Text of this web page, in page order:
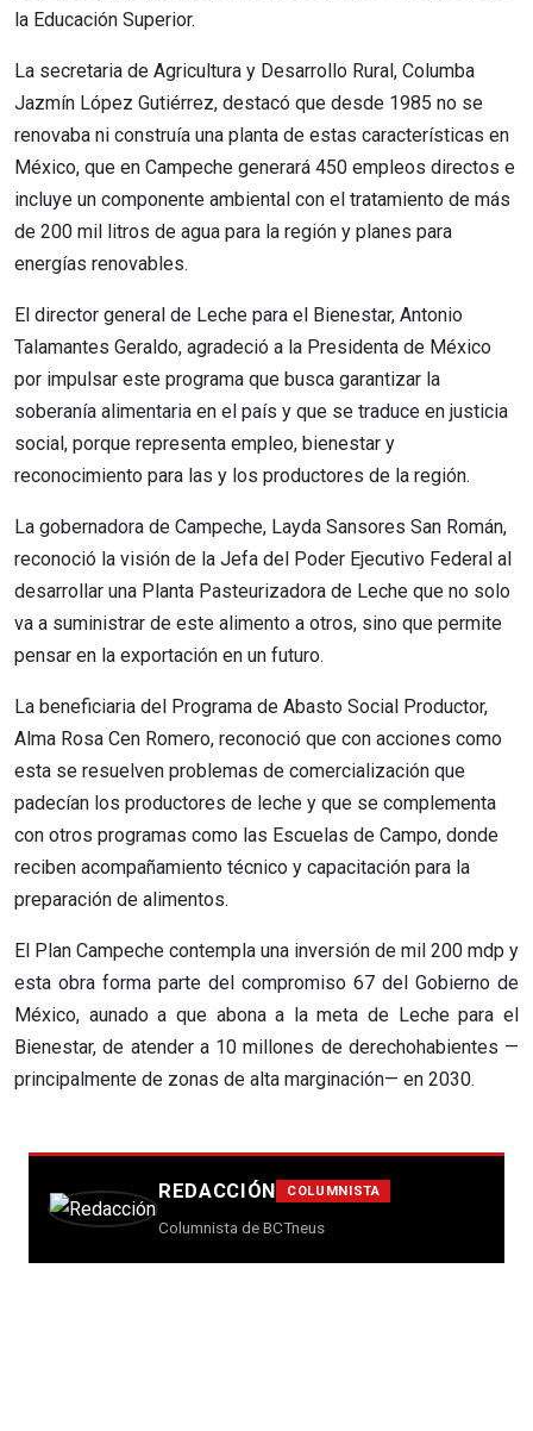
la Educación Superior.
La secretaria de Agricultura y Desarrollo Rural, Columba
Jazmín López Gutiérrez, destacó que desde 1985 no se
renovaba ni construía una planta de estas características en
México, que en Campeche generará 450 empleos directos e
incluye un componente ambiental con el tratamiento de más
de 200 mil litros de agua para la región y planes para
energías renovables.
El director general de Leche para el Bienestar, Antonio
Talamantes Geraldo, agradeció a la Presidenta de México
por impulsar este programa que busca garantizar la
soberanía alimentaria en el país y que se traduce en justicia
social, porque representa empleo, bienestar y
reconocimiento para las y los productores de la región.
La gobernadora de Campeche, Layda Sansores San Román,
reconoció la visión de la Jefa del Poder Ejecutivo Federal al
desarrollar una Planta Pasteurizadora de Leche que no solo
va a suministrar de este alimento a otros, sino que permite
pensar en la exportación en un futuro.
La beneficiaria del Programa de Abasto Social Productor,
Alma Rosa Cen Romero, reconoció que con acciones como
esta se resuelven problemas de comercialización que
padecían los productores de leche y que se complementa
con otros programas como las Escuelas de Campo, donde
reciben acompañamiento técnico y capacitación para la
preparación de alimentos.
El Plan Campeche contempla una inversión de mil 200 mdp y
esta obra forma parte del compromiso 67 del Gobierno de
México, aunado a que abona a la meta de Leche para el
Bienestar, de atender a 10 millones de derechohabientes —
principalmente de zonas de alta marginación— en 2030.
REDACCIÓN COLUMNISTA
Columnista de BCTneus